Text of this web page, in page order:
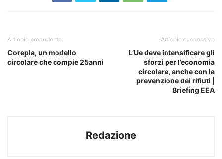
Articolo precedente
Corepla, un modello
circolare che compie 25anni
Articolo successivo
L’Ue deve intensificare gli
sforzi per l’economia
circolare, anche con la
prevenzione dei rifiuti |
Briefing EEA
Redazione